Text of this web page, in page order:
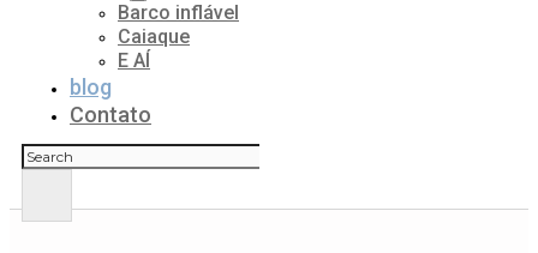
Barco inflável
Caiaque
E AÍ
blog
Contato
Pesquisar